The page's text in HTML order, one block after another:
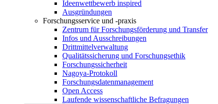
Ideenwettbewerb inspired
Ausgründungen
Forschungsservice und -praxis
Zentrum für Forschungsförderung und Transfer
Infos und Ausschreibungen
Drittmittelverwaltung
Qualitätssicherung und Forschungsethik
Forschungssicherheit
Nagoya-Protokoll
Forschungsdatenmanagement
Open Access
Laufende wissenschaftliche Befragungen